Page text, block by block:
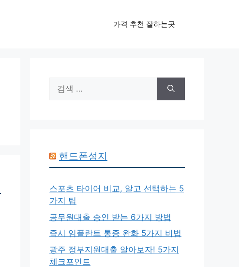
가격 추천 잘하는곳
색:
핸드폰성지
스포츠 타이어 비교, 알고 선택하는 5
가지 팁
공무원대출 승인 받는 6가지 방법
즉시 임플란트 통증 완화 5가지 비법
광주 정부지원대출 알아보자! 5가지
체크포인트